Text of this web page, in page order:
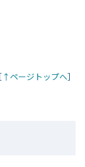
［ ↑ページトップへ］